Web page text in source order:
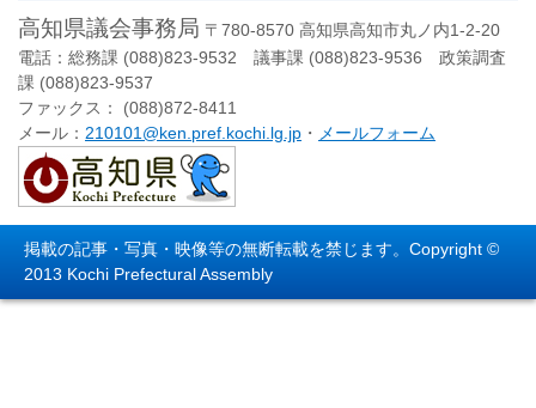
高知県議会事務局 〒780-8570 高知県高知市丸ノ内1-2-20
電話：総務課 (088)823-9532 議事課 (088)823-9536 政策調査
課 (088)823-9537
ファックス： (088)872-8411
メール： 210101@ken.pref.kochi.lg.jp ・ メールフォーム
掲載の記事・写真・映像等の無断転載を禁じます。Copyright ©
2013 Kochi Prefectural Assembly